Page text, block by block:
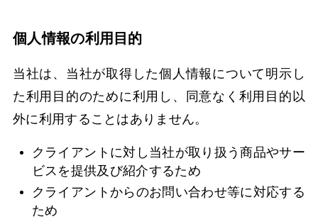
Top
個人情報の利用目的
当社は、当社が取得した個人情報について明示し
た利用目的のために利用し、同意なく利用目的以
外に利用することはありません。
クライアントに対し当社が取り扱う商品やサー
ビスを提供及び紹介するため
クライアントからのお問い合わせ等に対応する
ため